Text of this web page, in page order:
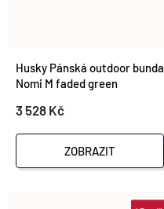
Husky Pánská outdoor bunda
Nomi M faded green
3 528 Kč
ZOBRAZIT